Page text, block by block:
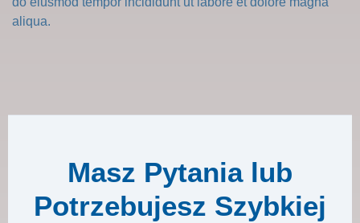
aliqua.
Masz Pytania lub
Potrzebujesz Szybkiej